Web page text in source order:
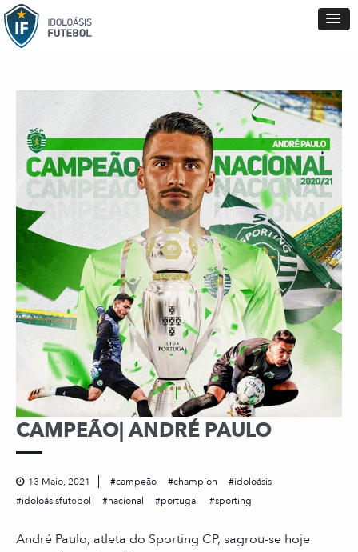
CAMPEÃO| ANDRÉ PAULO
13 Maio, 2021 campeão champion
idoloásis
idoloásisfutebol
nacional portugal sporting
André Paulo, atleta do Sporting CP, sagrou-se hoje